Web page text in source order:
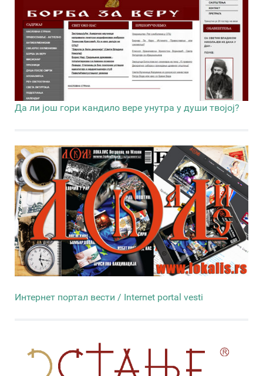
Да ли још гори кандило вере унутра у души твојој?
Интернет портал вести / Internet portal vesti